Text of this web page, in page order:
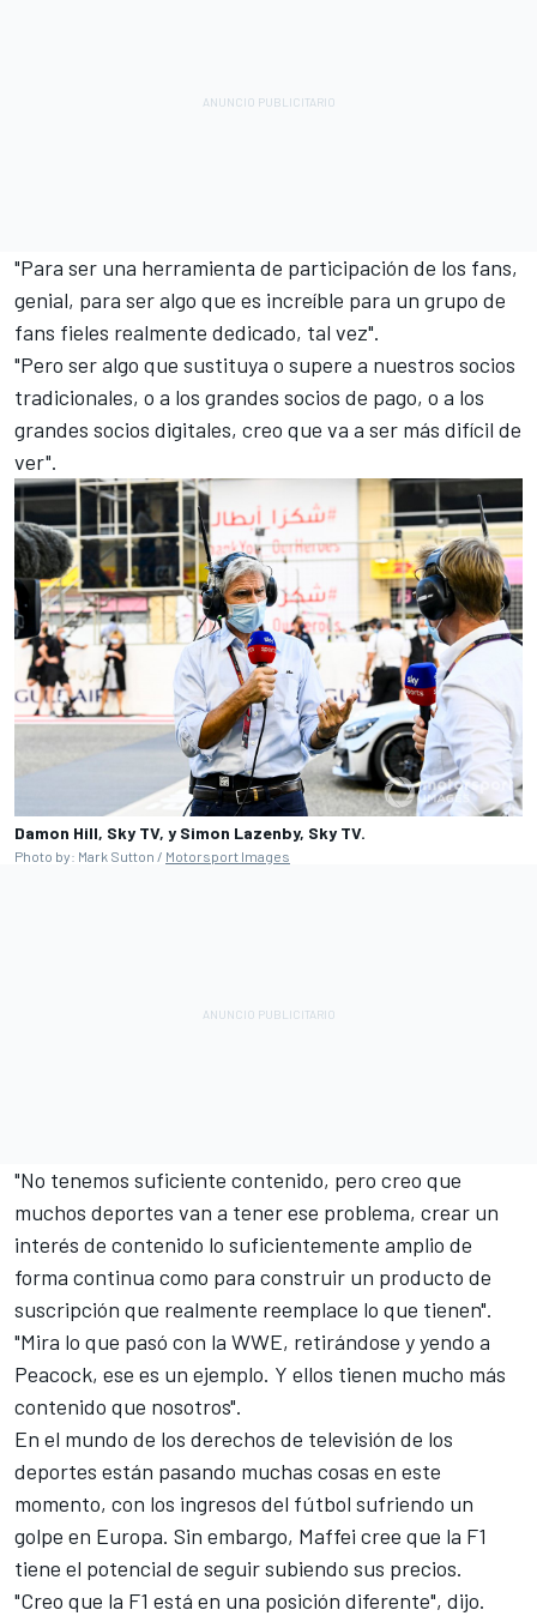
"Para ser una herramienta de participación de los fans,
genial, para ser algo que es increíble para un grupo de
fans fieles realmente dedicado, tal vez".
"Pero ser algo que sustituya o supere a nuestros socios
tradicionales, o a los grandes socios de pago, o a los
grandes socios digitales, creo que va a ser más difícil de
ver".
Damon Hill, Sky TV, y Simon Lazenby, Sky TV.
Photo by: Mark Sutton / Motorsport Images
"No tenemos suficiente contenido, pero creo que
muchos deportes van a tener ese problema, crear un
interés de contenido lo suficientemente amplio de
forma continua como para construir un producto de
suscripción que realmente reemplace lo que tienen".
"Mira lo que pasó con la WWE, retirándose y yendo a
Peacock, ese es un ejemplo. Y ellos tienen mucho más
contenido que nosotros".
En el mundo de los derechos de televisión de los
deportes están pasando muchas cosas en este
momento, con los ingresos del fútbol sufriendo un
golpe en Europa. Sin embargo, Maffei cree que la F1
tiene el potencial de seguir subiendo sus precios.
"Creo que la F1 está en una posición diferente", dijo.